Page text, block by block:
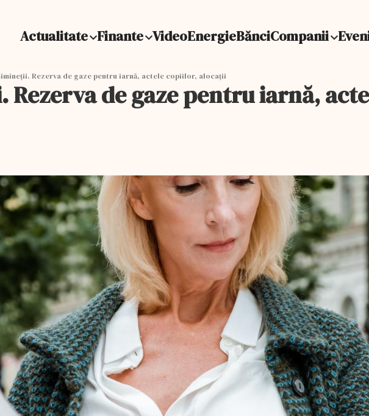
Actualitate Finante VideoEnergieBănciCompanii
Rezerva de gaze pentru iarnă, actele copiilor, alocații
de gaze pentru iarnă,